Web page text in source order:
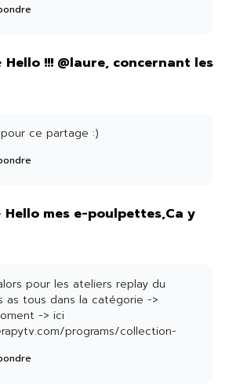
Hello !!! @laure, concernant les
ce partage :)
Hello mes e-poulpettes,Ca y
pour les ateliers replay du
as tous dans la catégorie ->
-> ici
programs/collection-
pour toi et n'hésite pas si tu as